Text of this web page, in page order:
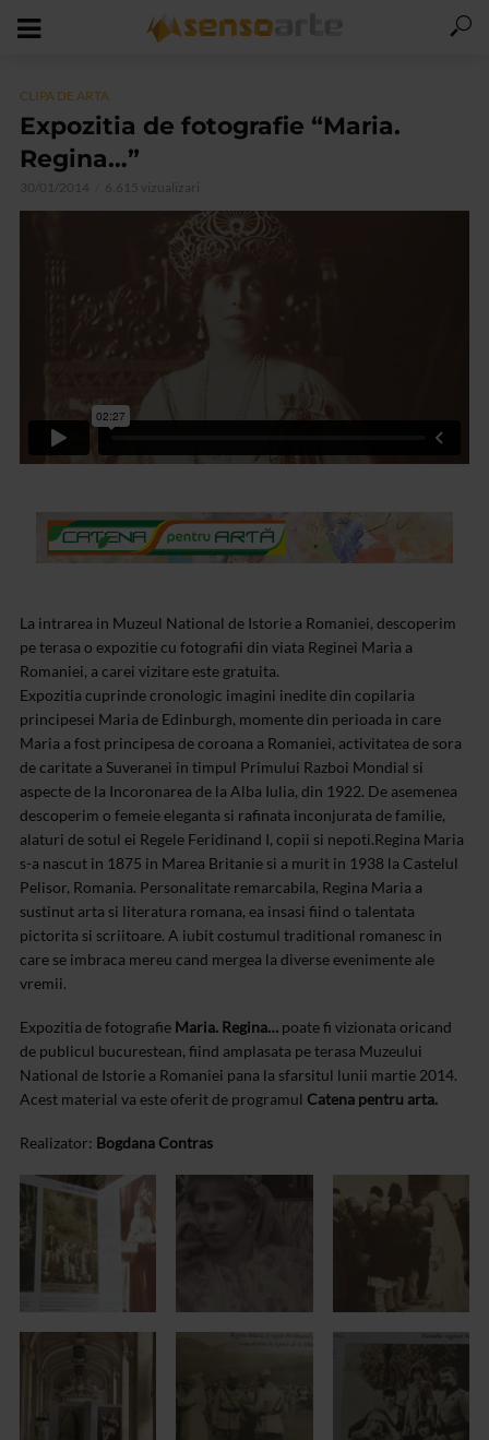
CLIPA DE ARTA
Expozitia de fotografie “Maria.
Regina…”
30/01/2014 6.615 vizualizari
La intrarea in Muzeul National de Istorie a Romaniei, descoperim
pe terasa o expozitie cu fotografii din viata Reginei Maria a
Romaniei, a carei vizitare este gratuita.
Expozitia cuprinde cronologic imagini inedite din copilaria
principesei Maria de Edinburgh, momente din perioada in care
Maria a fost principesa de coroana a Romaniei, activitatea de sora
de caritate a Suveranei in timpul Primului Razboi Mondial si
aspecte de la Incoronarea de la Alba Iulia, din 1922. De asemenea
descoperim o femeie eleganta si rafinata inconjurata de familie,
alaturi de sotul ei Regele Feridinand I, copii si nepoti.Regina Maria
s-a nascut in 1875 in Marea Britanie si a murit in 1938 la Castelul
Pelisor, Romania. Personalitate remarcabila, Regina Maria a
sustinut arta si literatura romana, ea insasi fiind o talentata
pictorita si scriitoare. A iubit costumul traditional romanesc in
care se imbraca mereu cand mergea la diverse evenimente ale
vremii.
Expozitia de fotografie Maria. Regina… poate fi vizionata oricand
de publicul bucurestean, fiind amplasata pe terasa Muzeului
National de Istorie a Romaniei pana la sfarsitul lunii martie 2014.
Acest material va este oferit de programul Catena pentru arta.
Realizator: Bogdana Contras